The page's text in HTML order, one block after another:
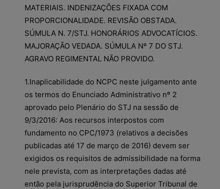
MATERIAIS. INDENIZAÇÕES FIXADA COM
PROPORCIONALIDADE. REVISÃO OBSTADA.
SÚMULA N. 7/STJ. HONORÁRIOS ADVOCATÍCIOS.
MAJORAÇÃO VEDADA. SÚMULA Nº 7 DO STJ.
AGRAVO REGIMENTAL NÃO PROVIDO.
1.Inaplicabilidade do NCPC neste julgamento ante
os termos do Enunciado Administrativo nº 2
aprovado pelo Plenário do STJ na sessão de
9/3/2016: Aos recursos interpostos com
fundamento no CPC/1973 (relativos a decisões
publicadas até 17 de março de 2016) devem ser
exigidos os requisitos de admissibilidade na forma
nele prevista, com as interpretações dadas até
então pela jurisprudência do Superior Tribunal de